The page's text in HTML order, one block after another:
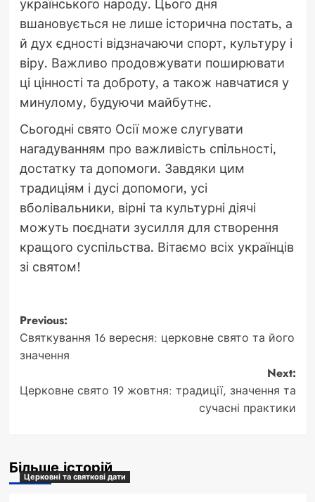
українського народу. Цього дня
вшановується не лише історична постать, а
й дух єдності відзначаючи спорт, культуру і
віру. Важливо продовжувати поширювати
ці цінності та доброту, а також навчатися у
минулому, будуючи майбутнє.
Сьогодні свято Осії може слугувати
нагадуванням про важливість спільності,
достатку та допомоги. Завдяки цим
традиціям і дусі допомоги, усі
вболівальники, вірні та культурні діячі
можуть поєднати зусилля для створення
кращого суспільства. Вітаємо всіх українців
зі святом!
Post
navigation
Previous:
Святкування 16 вересня: церковне свято та його
значення
Next:
Церковне свято 19 жовтня: традиції, значення та
сучасні практики
Більше історій
Церковні та святкові дати